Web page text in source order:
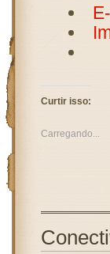
Curtir isso:
Carregando...